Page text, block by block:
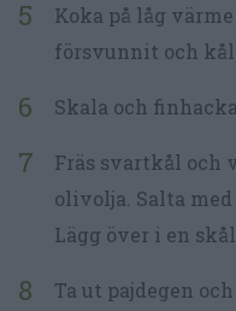
Koka på låg
försvunnit och
Skala och
Fräs svartkål
olivolja. Salta
Lägg över i en
Ta ut pajdegen